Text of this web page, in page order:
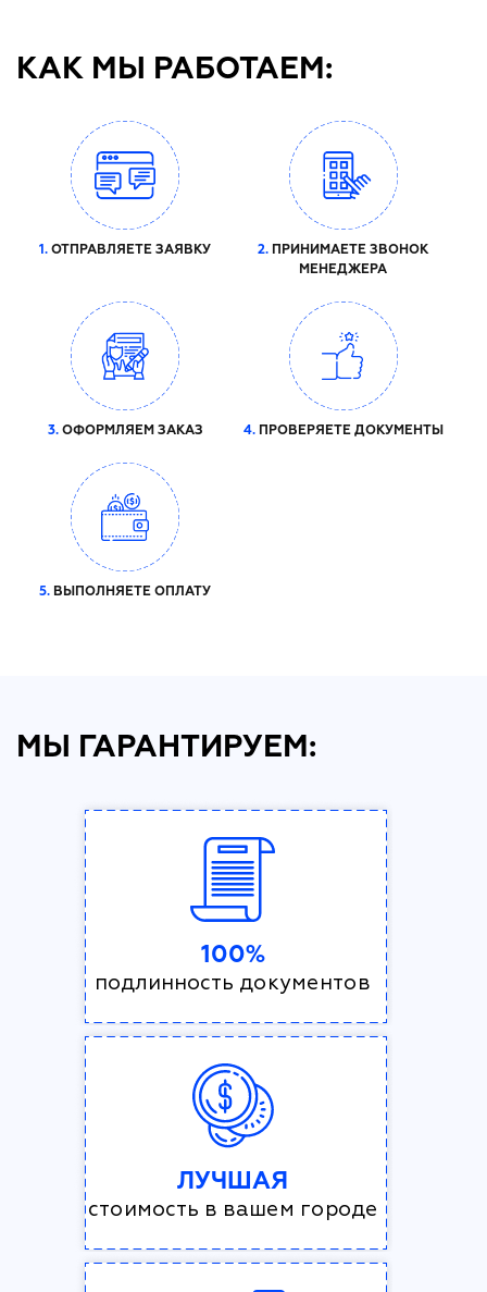
КАК МЫ РАБОТАЕМ:
1. ОТПРАВЛЯЕТЕ ЗАЯВКУ 2. ПРИНИМАЕТЕ ЗВОНОК
МЕНЕДЖЕРА
3.ОФОРМЛЯЕМ ЗАКАЗ 4.ПРОВЕРЯЕТЕ ДОКУМЕНТЫ
5. ВЫПОЛНЯЕТЕ ОПЛАТУ
МЫ ГАРАНТИРУЕМ:
100%
подлинность документов
ЛУЧШАЯ
стоимость в вашем городе